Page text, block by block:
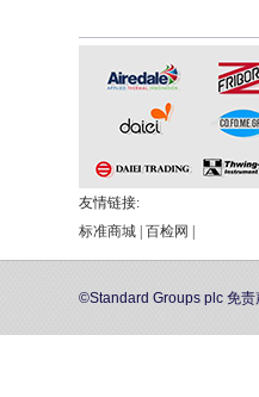
友情链接:
标准商城 百检网
©Standard Groups plc 免责